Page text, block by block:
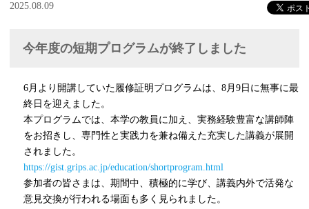
2025.08.09
今年度の短期プログラムが終了しました
6月より開講していた履修証明プログラムは、8月9日に無事に最
終日を迎えました。
本プログラムでは、本学の教員に加え、実務経験豊富な講師陣
をお招きし、専門性と実践力を兼ね備えた充実した講義が展開
されました。
https://gist.grips.ac.jp/education/shortprogram.html
参加者の皆さまは、期間中、積極的に学び、講義内外で活発な
意見交換が行われる場面も多く見られました。